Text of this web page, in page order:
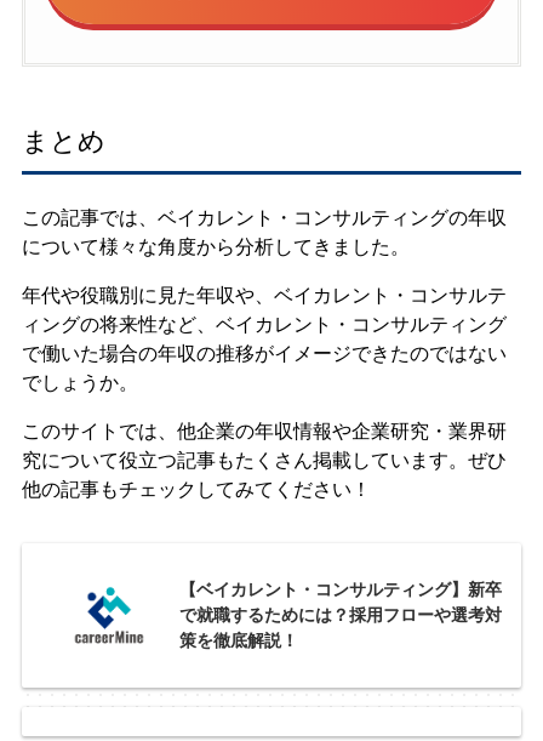
まとめ
この記事では、ベイカレント・コンサルティングの年収
について様々な角度から分析してきました。
年代や役職別に見た年収や、ベイカレント・コンサルテ
ィングの将来性など、ベイカレント・コンサルティング
で働いた場合の年収の推移がイメージできたのではない
でしょうか。
このサイトでは、他企業の年収情報や企業研究・業界研
究について役立つ記事もたくさん掲載しています。ぜひ
他の記事もチェックしてみてください！
【ベイカレント・コンサルティング】新卒
で就職するためには？採用フローや選考対
策を徹底解説！